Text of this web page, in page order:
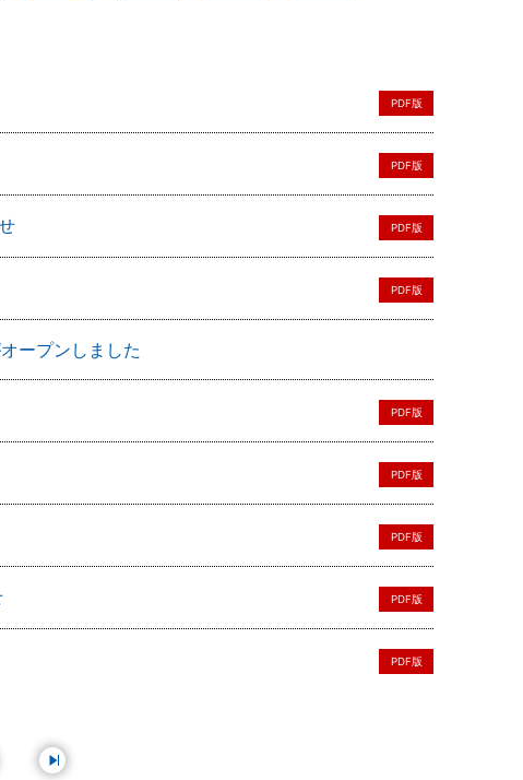
PDF版
PDF版
PDF版
PDF版
ープンしました
PDF版
PDF版
PDF版
PDF版
PDF版